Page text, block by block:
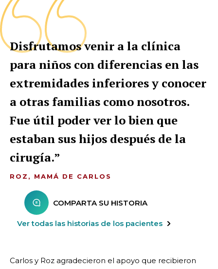
Disfrutamos venir a la clínica
para niños con diferencias en las
extremidades inferiores y conocer
a otras familias como nosotros.
Fue útil poder ver lo bien que
estaban sus hijos después de la
cirugía.
ROZ, MAMÁ DE CARLOS
COMPARTA SU HISTORIA
Ver todas las historias de los pacientes
Carlos y Roz agradecieron el apoyo que recibieron